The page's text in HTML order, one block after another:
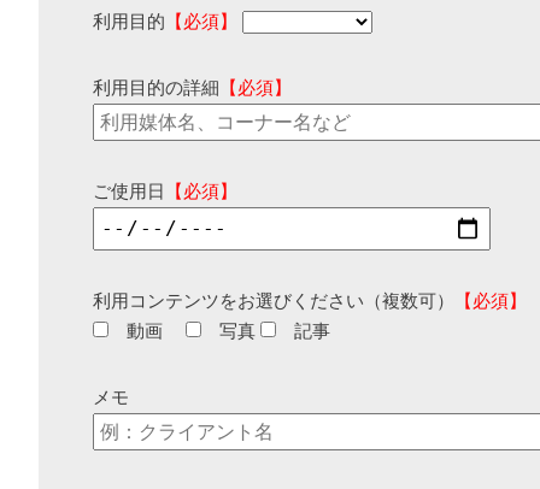
利用目的 【必須】
利用目的の詳細 【必須】
ご使用日 【必須】
利用コンテンツをお選びください（複数可）
【必須】
動画
写真 記事
メモ